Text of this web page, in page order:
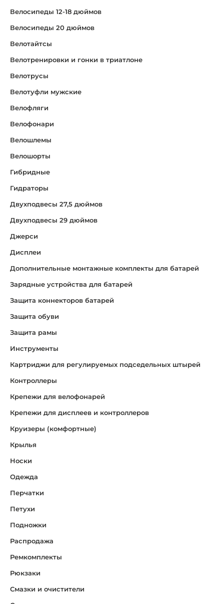
Велосипеды 12-18 дюймов
Велосипеды 20 дюймов
Велотайтсы
Велотренировки и гонки в триатлоне
Велотрусы
Велотуфли мужские
Велофляги
Велофонари
Велошлемы
Велошорты
Гибридные
Гидраторы
Двухподвесы 27,5 дюймов
Двухподвесы 29 дюймов
Джерси
Дисплеи
Дополнительные монтажные комплекты для батарей
Зарядные устройства для батарей
Защита коннекторов батарей
Защита обуви
Защита рамы
Инструменты
Картриджи для регулируемых подседельных штырей
Контроллеры
Крепежи для велофонарей
Крепежи для дисплеев и контроллеров
Круизеры (комфортные)
Крылья
Носки
Одежда
Перчатки
Петухи
Подножки
Распродажа
Ремкомплекты
Рюкзаки
Смазки и очистители